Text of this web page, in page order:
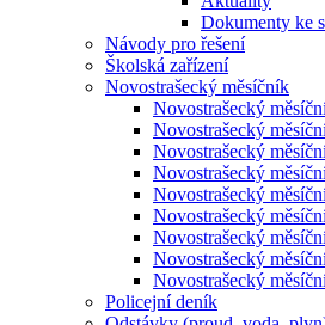
Dokumenty ke
Návody pro řešení
Školská zařízení
Novostrašecký měsíčník
Novostrašecký
Novostrašecký
Novostrašecký
Novostrašecký
Novostrašecký
Novostrašecký
Novostrašecký
Novostrašecký
Novostrašecký
Policejní deník